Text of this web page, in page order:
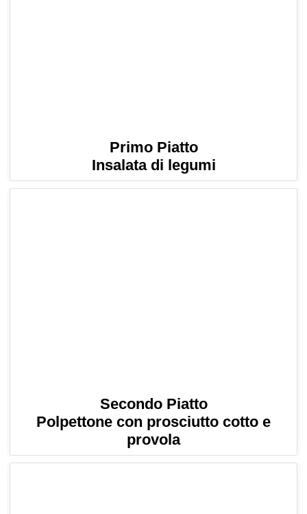
Primo Piatto
Insalata di legumi
Secondo Piatto
Polpettone con prosciutto cotto e
provola